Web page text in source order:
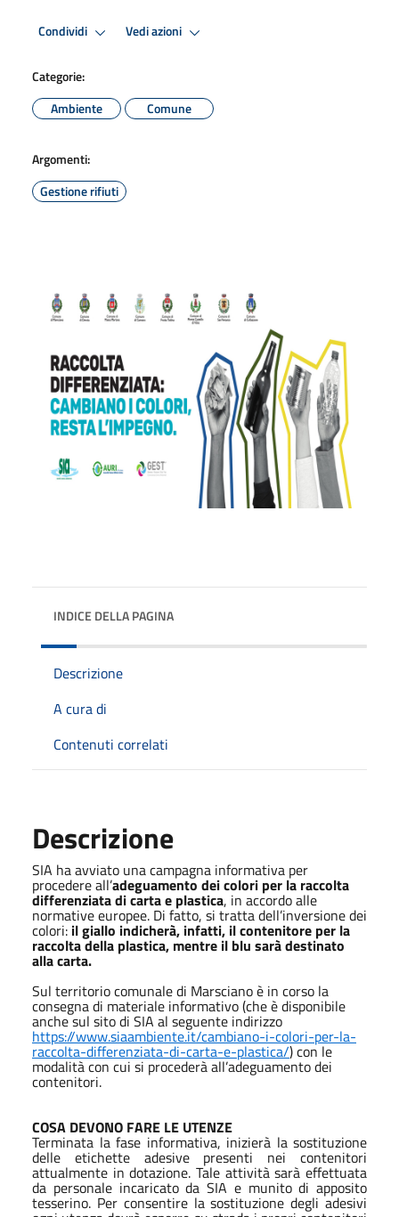
Condividi Vedi azioni
Categorie:
Ambiente
Comune
Argomenti:
Gestione rifiuti
INDICE DELLA PAGINA
Descrizione
A cura di
Contenuti correlati
Descrizione
SIA ha avviato una campagna informativa per
procedere all’adeguamento dei colori per la raccolta
differenziata dicarta e plastica, in accordo alle
normative europee. Di fatto, si tratta dell’inversione dei
colori: il giallo indicherà, infatti, il contenitore per la
raccolta della plastica, mentre il blu sarà destinato
alla carta.
Sul territorio comunale di Marsciano è in corso la
consegna di materiale informativo (che è disponibile
anche sul sito di SIA al seguente indirizzo
https://www.siaambiente.it/cambiano-i-colori-per-la-
raccolta-differenziata-di-carta-e-plastica/) con le
modalità con cui si procederà all’adeguamento dei
contenitori.
COSA DEVONO FARE LE UTENZE
Terminata la fase informativa, inizierà la sostituzione
delle etichette adesive presenti nei contenitori
attualmente in dotazione. Tale attività sarà effettuata
da personale incaricato da SIA e munito di apposito
tesserino. Per consentire la sostituzione degli adesivi